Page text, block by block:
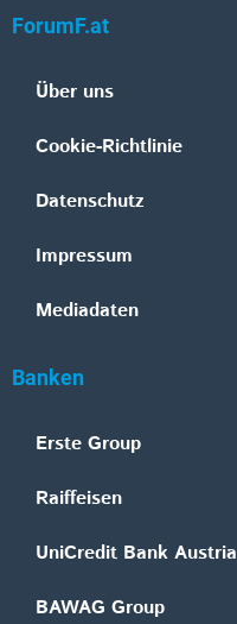
ForumF.at
Über uns
Cookie-Richtlinie
Datenschutz
Impressum
Mediadaten
Banken
Erste Group
Raiffeisen
UniCredit Bank Austria
BAWAG Group